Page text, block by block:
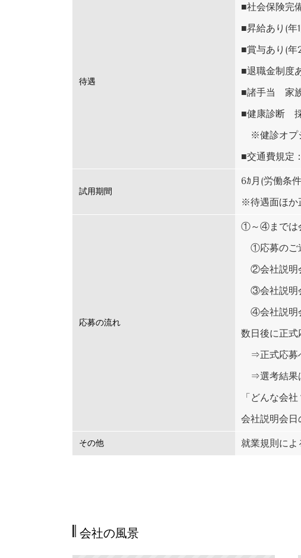
待遇
■社会保険完
■昇給あり(
■賞与あり(
■退職金制度
■諸手当 家
■健康診断 採
※健診オプ
■交通費規
試用期間
6ｶ月(労働条
※待遇面ほか
応募の流れ
①～④までは
①応募のご
②会社説明
③会社説明
④会社説明
数日後に正式
⇒正式応募
⇒選考結果
「どんな会
会社説明会日
その他 就業規則に
会社の風景